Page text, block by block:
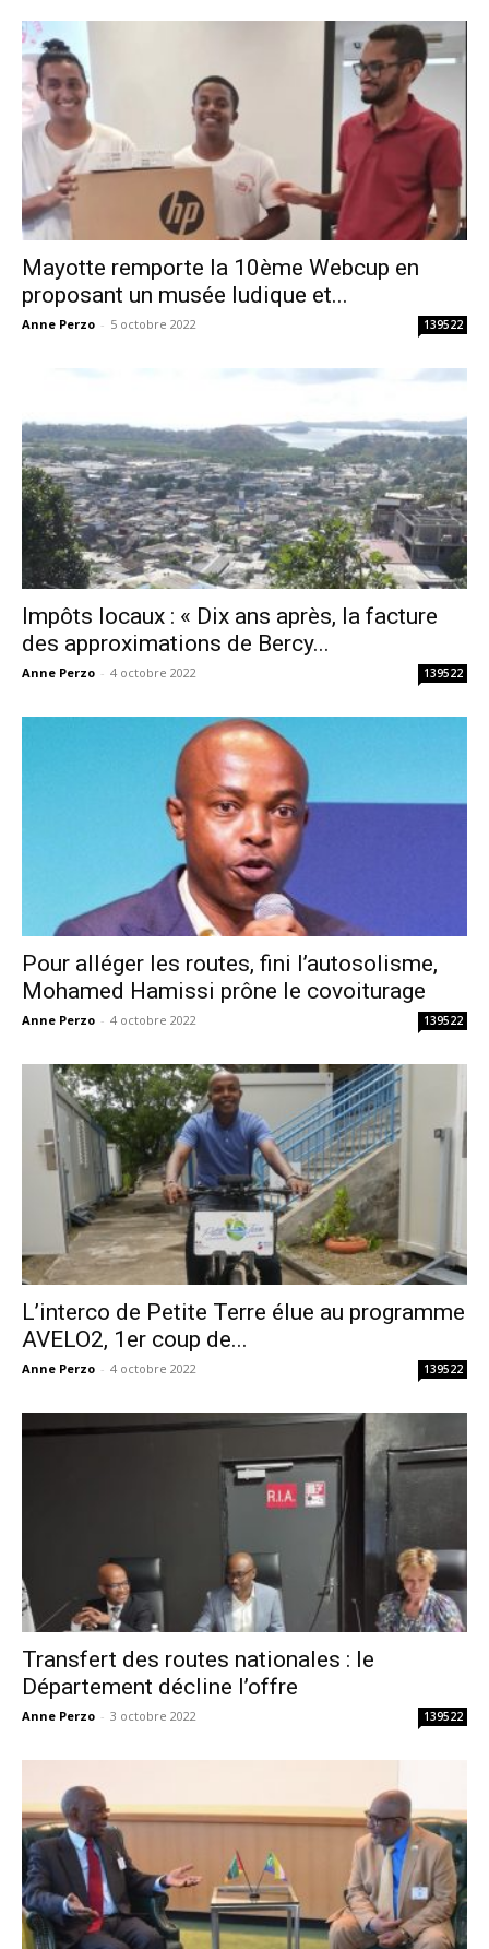
Mayotte remporte la 10ème Webcup en
proposant un musée ludique et...
Anne Perzo - 5 octobre 2022 139522
Impôts locaux : « Dix ans après, la facture
des approximations de Bercy...
Anne Perzo - 4 octobre 2022 139522
Pour alléger les routes, fini l’autosolisme,
Mohamed Hamissi prône le covoiturage
Anne Perzo - 4 octobre 2022 139522
L’interco de Petite Terre élue au programme
AVELO2, 1er coup de...
Anne Perzo - 4 octobre 2022 139522
Transfert des routes nationales : le
Département décline l’offre
Anne Perzo - 3 octobre 2022 139522